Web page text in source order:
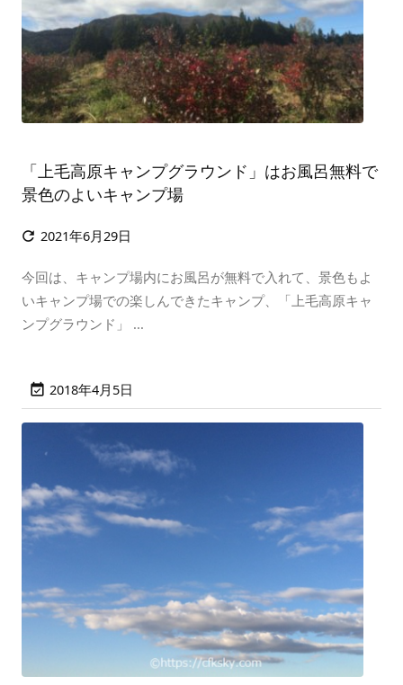
「上毛高原キャンプグラウンド」はお風呂無料で
景色のよいキャンプ場
 2021年6月29日
今回は、キャンプ場内にお風呂が無料で入れて、景色もよ
いキャンプ場での楽しんできたキャンプ、「上毛高原キャ
ンプグラウンド」 ...
 2018年4月5日